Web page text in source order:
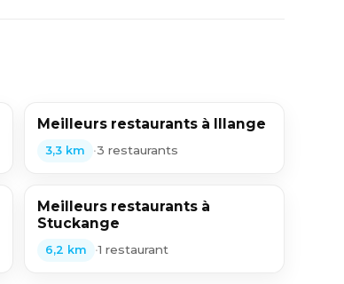
Meilleurs restaurants à Illange
3,3 km •3 restaurants
Meilleurs restaurants à
Stuckange
6,2 km •1 restaurant